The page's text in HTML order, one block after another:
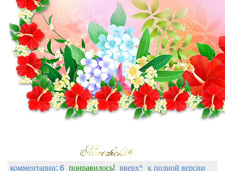
комментарии: 6 понравилось! вверх^ к полной версии